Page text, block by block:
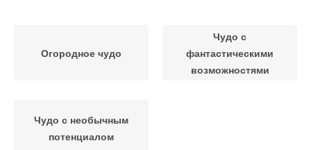
Огородное чудо
Чудо с
фантастическими
возможностями
Чудо с необычным
потенциалом